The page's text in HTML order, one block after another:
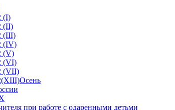
(I)
(II)
(III)
(IV)
(V)
(VI)
(VII)
при работе с одаренными детьми